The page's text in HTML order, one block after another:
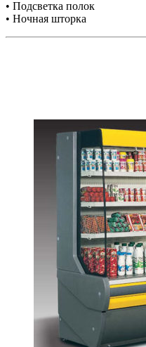
• Подсветка полок
• Ночная шторка